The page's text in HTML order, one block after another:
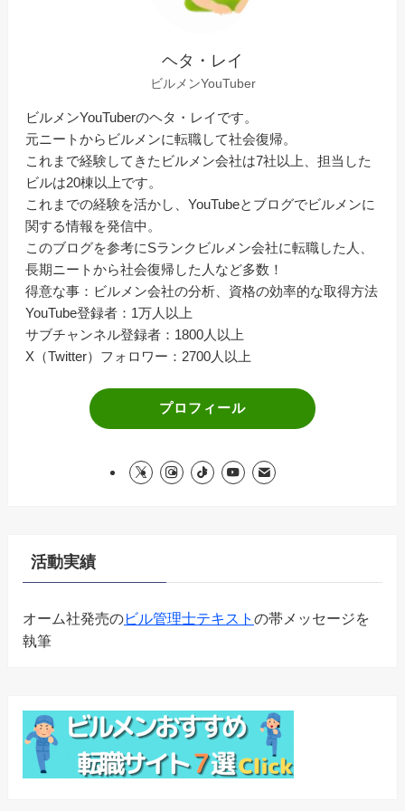
ヘタ・レイ
ビルメンYouTuber
ビルメンYouTuberのヘタ・レイです。
元ニートからビルメンに転職して社会復帰。
これまで経験してきたビルメン会社は7社以上、担当した
ビルは20棟以上です。
これまでの経験を活かし、YouTubeとブログでビルメンに
関する情報を発信中。
このブログを参考にSランクビルメン会社に転職した人、
長期ニートから社会復帰した人など多数！
得意な事：ビルメン会社の分析、資格の効率的な取得方法
YouTube登録者：1万人以上
サブチャンネル登録者：1800人以上
X（Twitter）フォロワー：2700人以上
プロフィール
活動実績
オーム社発売のビル管理士テキスト の帯メッセージを
執筆